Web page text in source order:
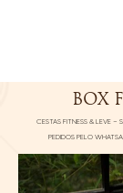
BOX
CESTAS FITNESS & LEVE —
PEDIDOS PELO